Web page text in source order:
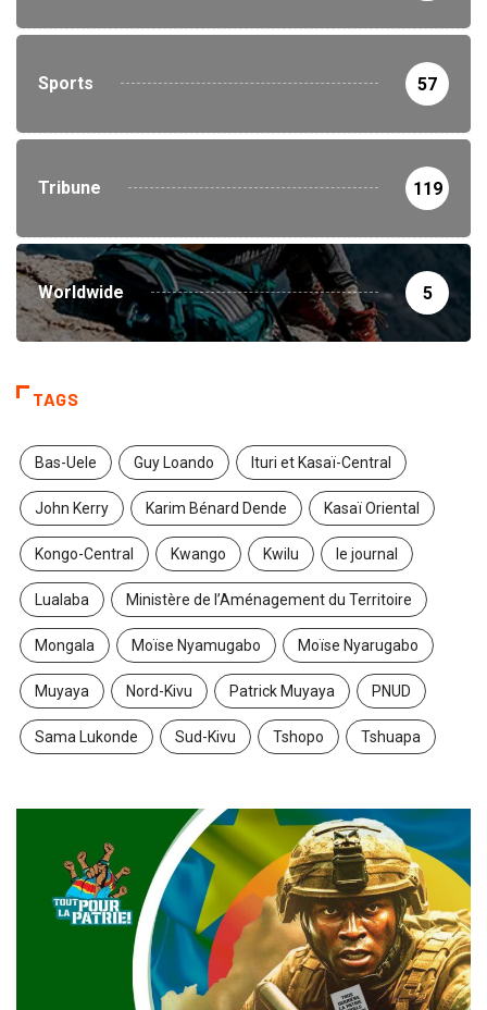
Sports 57
Tribune 119
Worldwide 5
TAGS
Bas-Uele Guy Loando Ituri et Kasaï-Central
John Kerry Karim Bénard Dende Kasaï Oriental
Kongo-Central Kwango Kwilu le journal
Lualaba Ministère de l’Aménagement du Territoire
Mongala Moïse Nyamugabo Moïse Nyarugabo
Muyaya Nord-Kivu Patrick Muyaya PNUD
Sama Lukonde Sud-Kivu Tshopo Tshuapa